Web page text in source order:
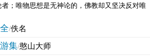
者；唯物思想是无神论的，佛教却又坚决反对唯
/佚名
集/憨山大师